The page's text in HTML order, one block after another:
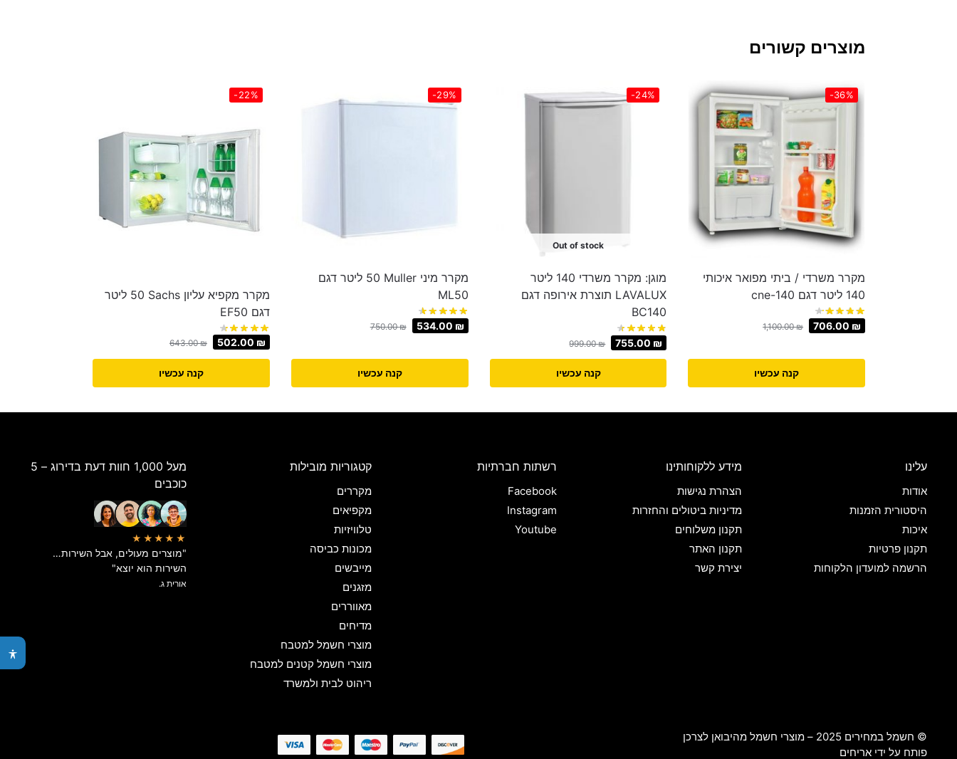
מוצרים קשורים
-36%
מקרר משרדי / ביתי מפואר איכותי
140 ליטר דגם cne-140
1,100.00₪ 706.00 ₪
קנה עכשיו
-24%
Out of stock
מוגן: מקרר משרדי 140 ליטר
LAVALUX תוצרת אירופה דגם
BC140
999.00₪ 755.00 ₪
קנה עכשיו
-29%
מקרר מיני Muller ‏50 ‏ליטר דגם
ML50
750.00₪ 534.00 ₪
קנה עכשיו
-22%
מקרר מקפיא עליון Sachs ‏50 ‏ליטר
דגם EF50
643.00₪ 502.00 ₪
קנה עכשיו
עלינו
אודות
היסטורית הזמנות
איכות
תקנון פרטיות
הרשמה למועדון הלקוחות
מידע ללקוחותינו
הצהרת נגישות
מדיניות ביטולים והחזרות
תקנון משלוחים
תקנון האתר
יצירת קשר
רשתות חברתיות
Facebook
Instagram
Youtube
קטגוריות מובילות
מקררים
מקפיאים
טלוויזיות
מכונות כביסה
מייבשים
מזגנים
מאווררים
מדיחים
מוצרי חשמל למטבח
מוצרי חשמל קטנים למטבח
ריהוט לבית ולמשרד
מעל 1,000 חוות דעת בדירוג – 5
כוכבים
★★★★★
"מוצרים מעולים, אבל השירות…
השירות הוא יוצא"
אורית ג.
© חשמל במחירים 2025 – מוצרי חשמל מהיבואן לצרכן
פותח על ידי אריחים